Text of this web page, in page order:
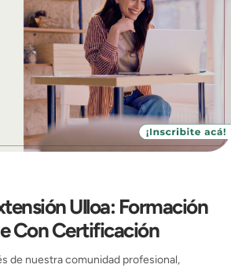
Ulloa: Formación
Con Certificación
de nuestra comunidad profesional,